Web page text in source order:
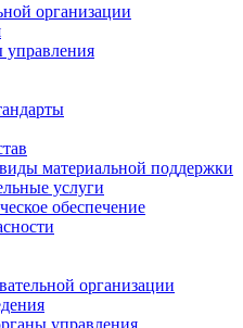
организации
управления
материальной поддержки
услуги
обеспечение
организации
управления